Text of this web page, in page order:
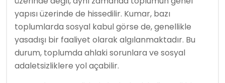
yapısı üzerinde de hissedilir. Kumar, bazı
toplumlarda sosyal kabul görse de, genellikle
yasadışı bir faaliyet olarak algılanmaktadır. Bu
durum, toplumda ahlaki sorunlara ve sosyal
adaletsizliklere yol açabilir.